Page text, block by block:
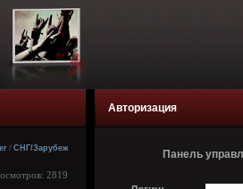
/ СНГ/Зарубеж
2819
Авторизация
Панель